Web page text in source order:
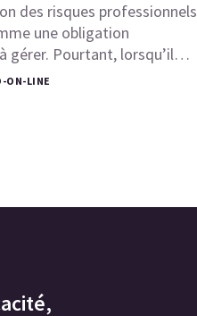
des risques professionnels
une obligation
gérer. Pourtant, lorsqu’il…
ON-LINE